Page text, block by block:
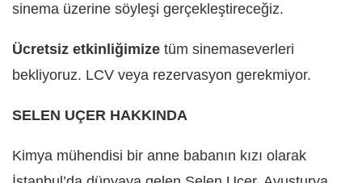
sinema üzerine söyleşi gerçekleştireceğiz.
Ücretsiz etkinliğimize tüm sinemaseverleri
bekliyoruz. LCV veya rezervasyon gerekmiyor.
SELEN UÇER HAKKINDA
Kimya mühendisi bir anne babanın kızı olarak